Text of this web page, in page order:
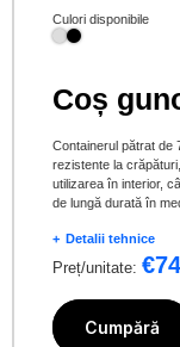
Culori disponibile
Coș
Containerul pătrat de
rezistente la
utilizarea în interior,
de lungă durată în
Detalii tehnice
Preț/unitate: €
Cumpără